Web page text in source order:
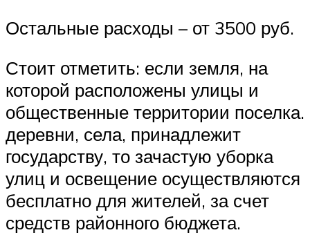
Остальные расходы – от 3500 руб.
Стоит отметить: если земля, на
которой расположены улицы и
общественные территории поселка.
деревни, села, принадлежит
государству, то зачастую уборка
улиц и освещение осуществляются
бесплатно для жителей, за счет
средств районного бюджета.